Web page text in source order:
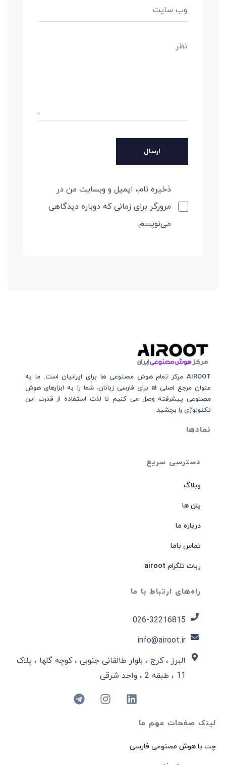
ذخیره نام، ایمیل و وبسایت من در
مرورگر برای زمانی که دوباره دیدگاهی
می‌نویسم.
لینک صفحات مهم ما
چت با هوش مصنوعی فارسی
دسترسی سریع
وبلاگ
پلن ها
درباره ما
تماس باما
ربات تلگرام airoot
راه‌های ارتباط با ما
026-32216815​
info@airoot.ir
البرز ، کرج ، بلوار طالقانی جنوبی ، کوچه گلها ، پلاک
11 ، طبقه 2 ، واحد شرقی
AIROOT مرکز تمام هوش مصنوعی‌‌‌ ها برای ایرانیان است. ما به
عنوان مرجع اصلی ai برای فارسی زبانان، شما را به ابزارهای هوش
مصنوعی پیشرفته وصل می کنیم تا لذت استفاده از قدرت این
تکنولوژی را بچشید.
نمادها